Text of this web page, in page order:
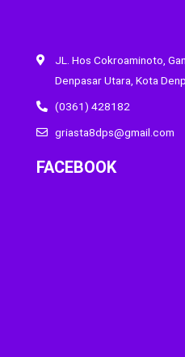
JL. Hos Cokroaminoto,
Denpasar Utara, Kota
(0361) 428182
griasta8dps@gmail.com
FACEBOOK